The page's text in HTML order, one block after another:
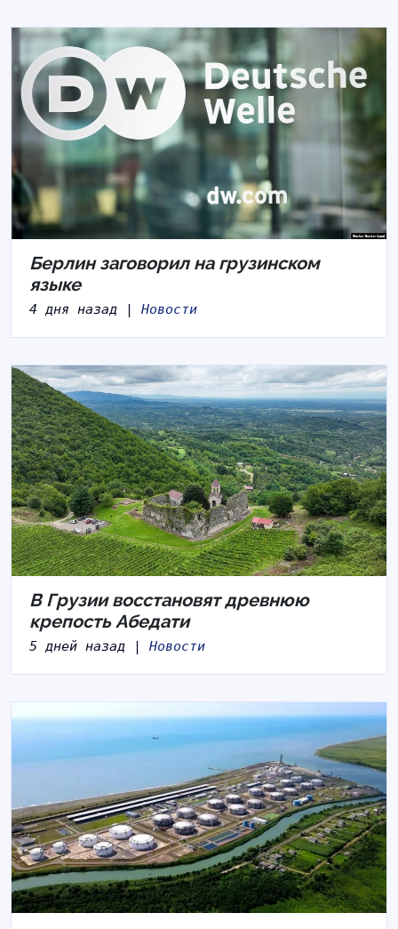
Берлин заговорил на грузинском
языке
4 дня назад | Новости
В Грузии восстановят древнюю
крепость Абедати
5 дней назад | Новости